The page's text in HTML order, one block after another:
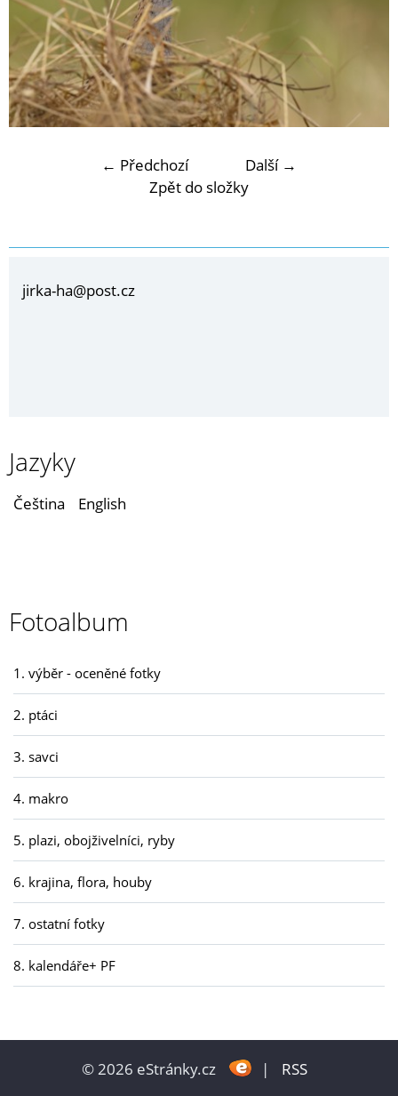
← Předchozí
Další →
Zpět do složky
jirka-ha@post.cz
Jazyky
Čeština English
Fotoalbum
1. výběr - oceněné fotky
2. ptáci
3. savci
4. makro
5. plazi, obojživelníci, ryby
6. krajina, flora, houby
7. ostatní fotky
8. kalendáře+ PF
© 2026 eStránky.cz | RSS